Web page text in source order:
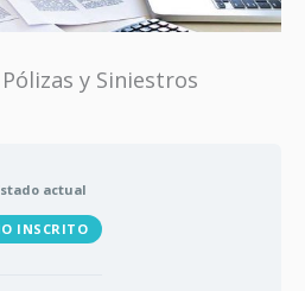
y Siniestros
actual
INSCRITO